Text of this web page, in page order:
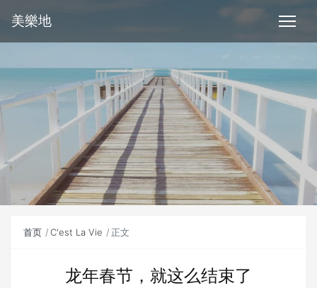
美樂地
首页 C'est La Vie 正文
龙年春节，就这么结束了